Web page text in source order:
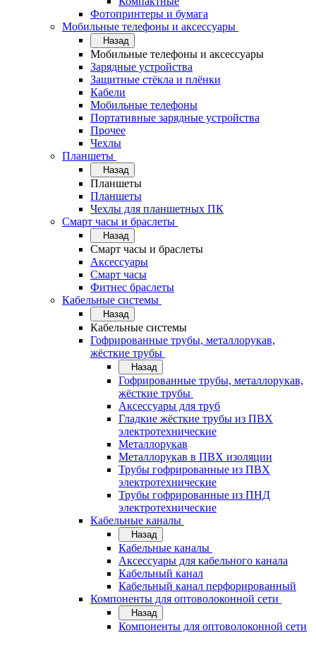
Фотопринтеры и бумага
Мобильные телефоны и аксессуары
Назад
Мобильные телефоны и аксессуары
Зарядные устройства
Защитные стёкла и плёнки
Кабели
Мобильные телефоны
Портативные зарядные устройства
Прочее
Чехлы
Планшеты
Назад
Планшеты
Планшеты
Чехлы для планшетных ПК
Смарт часы и браслеты
Назад
Смарт часы и браслеты
Аксессуары
Смарт часы
Фитнес браслеты
Кабельные системы
Назад
Кабельные системы
Гофрированные трубы, металлорукав,
жёсткие трубы
Назад
Гофрированные трубы, металлорукав,
жёсткие трубы
Аксессуары для труб
Гладкие жёсткие трубы из ПВХ
электротехнические
Металлорукав
Металлорукав в ПВХ изоляции
Трубы гофрированные из ПВХ
электротехнические
Трубы гофрированные из ПНД
электротехнические
Кабельные каналы
Назад
Кабельные каналы
Аксессуары для кабельного канала
Кабельный канал
Кабельный канал перфорированный
Компоненты для оптоволоконной сети
Назад
Компоненты для оптоволоконной сети